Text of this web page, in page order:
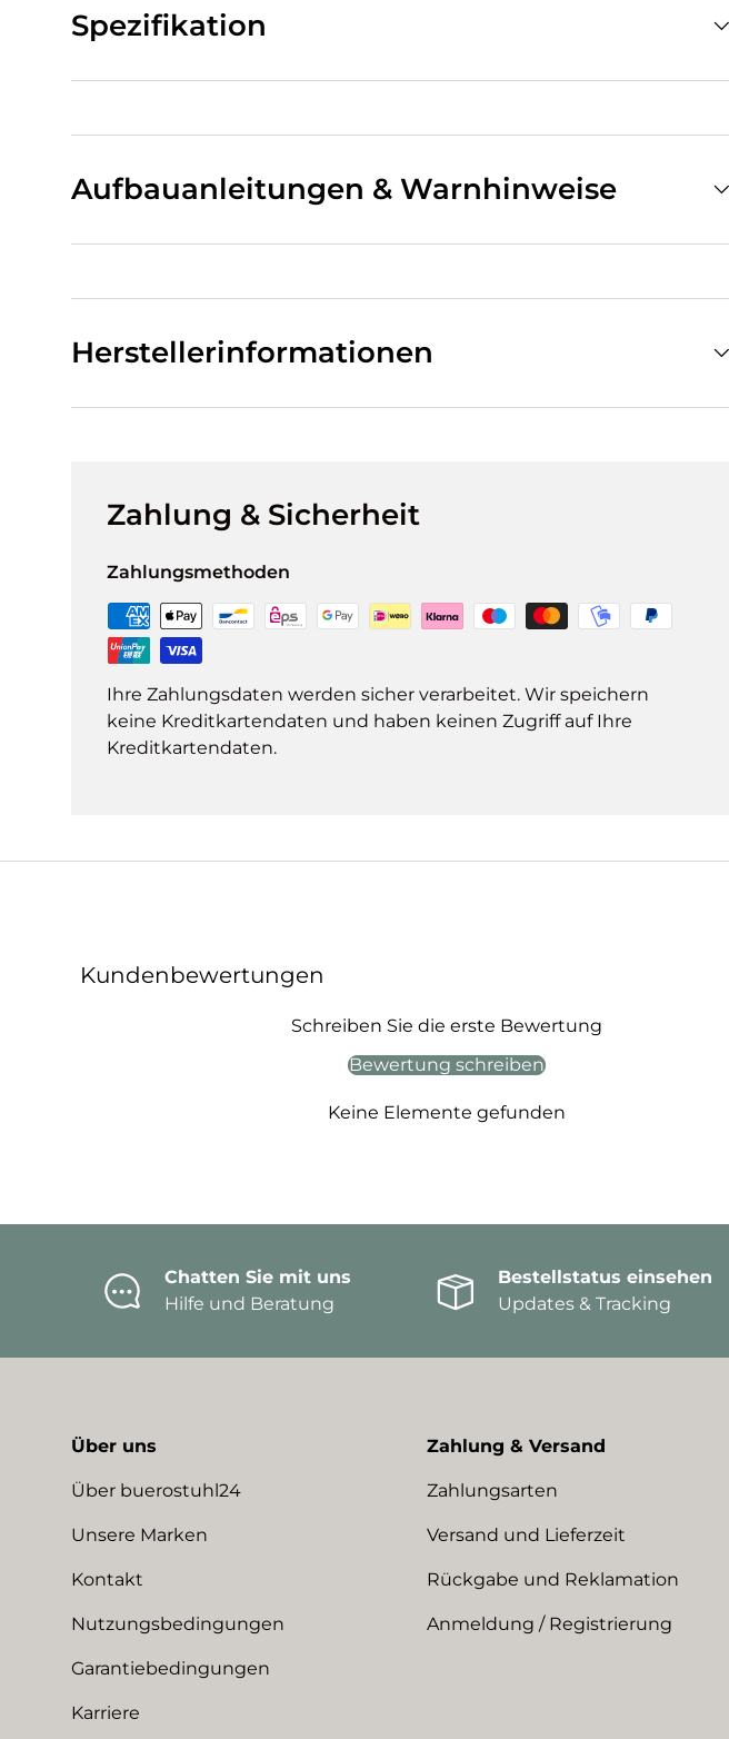
Spezifikation
Aufbauanleitungen & Warnhinweise
Herstellerinformationen
Zahlung & Sicherheit
Zahlungsmethoden
Ihre Zahlungsdaten werden sicher verarbeitet. Wir speichern
keine Kreditkartendaten und haben keinen Zugriff auf Ihre
Kreditkartendaten.
Kundenbewertungen
Schreiben Sie die erste Bewertung
Bewertung schreiben
Keine Elemente gefunden
Chatten Sie mit uns
Hilfe und Beratung
Bestellstatus einsehen
Updates & Tracking
Über uns
Über buerostuhl24
Unsere Marken
Kontakt
Nutzungsbedingungen
Garantiebedingungen
Karriere
Zahlung & Versand
Zahlungsarten
Versand und Lieferzeit
Rückgabe und Reklamation
Anmeldung / Registrierung